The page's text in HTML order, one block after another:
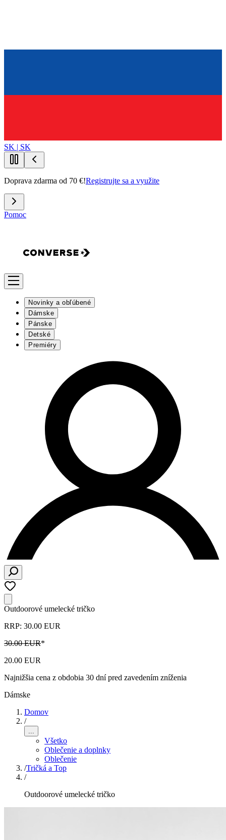
SK | SK
Doprava zdarma od 70 €!Registrujte sa a využite
Pomoc
Novinky a obľúbené
Dámske
Pánske
Detské
Premiéry
Outdoorové umelecké tričko
RRP: 30.00 EUR
30.00 EUR*
20.00 EUR
Najnižšia cena z obdobia 30 dní pred zavedením zníženia
Dámske
Domov
/
...
Všetko
Oblečenie a doplnky
Oblečenie
/Tričká a Top
/
Outdoorové umelecké tričko